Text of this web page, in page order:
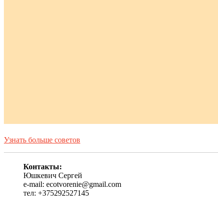
Узнать больше советов
Контакты:
Юшкевич Сергей
e-mail: ecotvorenie@gmail.com
тел: +375292527145